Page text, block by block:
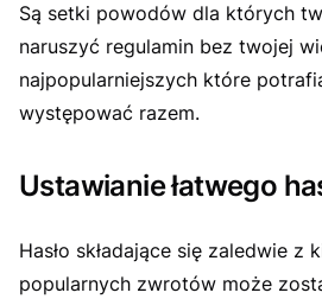
Są setki powodów dla których
naruszyć regulamin bez twojej
najpopularniejszych które
występować razem.
Ustawianie łatwego
Hasło składające się zaledwie z
popularnych zwrotów może